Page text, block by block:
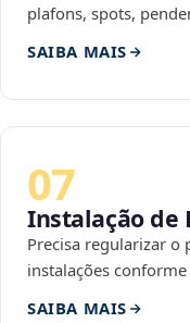
plafons, spots,
SAIBA MAIS
07
Instalação de
Precisa regularizar o
instalações
SAIBA MAIS